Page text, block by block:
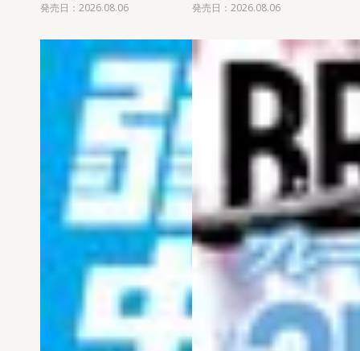
発売日：2026.08.06
発売日：2026.08.06